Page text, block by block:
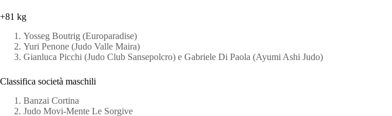
+81 kg
Yosseg Boutrig (Europaradise)
Yuri Penone (Judo Valle Maira)
Gianluca Picchi (Judo Club Sansepolcro) e Gabriele Di Paola (Ayumi Ashi Judo)
Classifica società maschili
Banzai Cortina
Judo Movi-Mente Le Sorgive